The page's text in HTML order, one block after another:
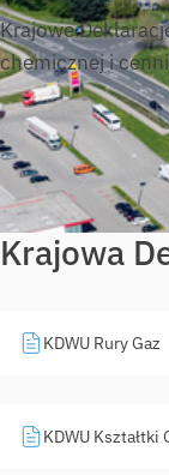
Krajowe
chemicznej i
Krajowa
KDWU Rury Gaz
KDWU Kształtki